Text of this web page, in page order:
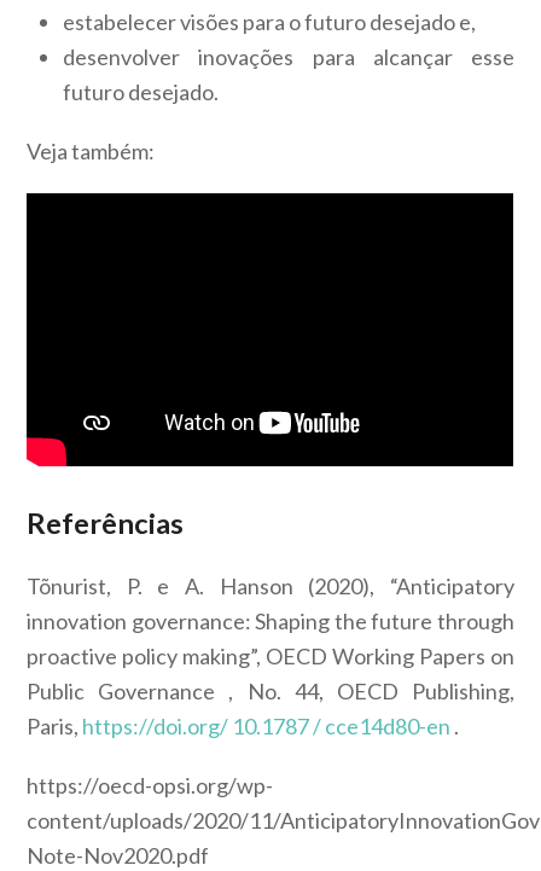
estabelecer visões para o futuro desejado e,
desenvolver inovações para alcançar esse
futuro desejado.
Veja também:
Referências
Tõnurist, P. e A. Hanson (2020), “Anticipatory
innovation governance: Shaping the future through
proactive policy making”, OECD Working Papers on
Public Governance , No. 44, OECD Publishing,
Paris, https://doi.org/ 10.1787 / cce14d80-en .
https://oecd-opsi.org/wp-
content/uploads/2020/11/
Note-Nov2020.pdf